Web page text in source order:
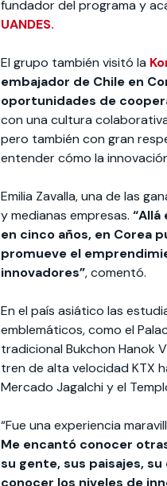
fundador del programa y
UANDES.
El grupo también visitó la
embajador de Chile en
oportunidades de
con una cultura
pero también con gran
entender cómo la
Emilia Zavalla, una de las
y medianas empresas.
en cinco años, en Corea
promueve el
innovadores”, comentó.
En el país asiático las
emblemáticos, como el
tradicional Bukchon Hanok
tren de alta velocidad KTX
Mercado Jagalchi y el
“Fue una experiencia
Me encantó conocer
su gente, sus paisajes,